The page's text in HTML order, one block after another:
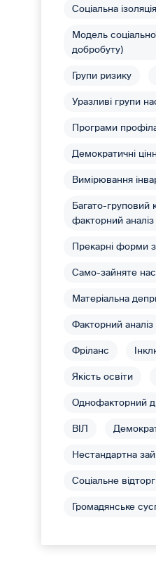
Соціальна ізоляція
Модель
добробуту)
Групи ризику
Уразливі групи
Програми
Демократичні
Вимірювання
Багато-груповий
факторний аналіз
Прекарні форми
Само-зайняте
Матеріальна
Факторний аналіз
Фріланс
Якість освіти
Однофакторний
ВІЛ
Нестандартна
Соціальне
Громадянське